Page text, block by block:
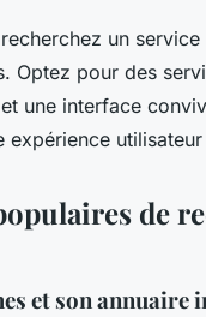
un
Optez pour des
une interface
expérience
de
et son annuaire